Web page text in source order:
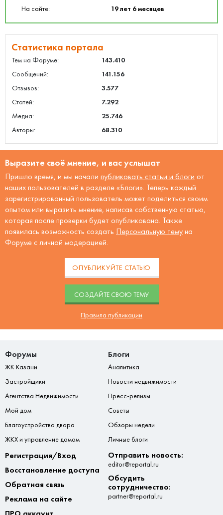
На сайте:
19 лет 6 месяцев
Статистика портала
Тем на Форуме:
143.410
Сообщений:
141.156
Отзывов:
3.577
Статей:
7.292
Медиа:
25.746
Авторы:
68.310
Выразите своё мнение, и вас услышат
Пришло время, и мы начали публиковать статьи и блоги от
наших пользователей в разделе «Блоги». Теперь каждый
зарегистрированный пользователь может поделиться своим
опытом или выразить мнение, написав собственную статью,
которая после проверки будет опубликована. Также
появилась возможность создать Персональную тему на
Форуме с личной модерацией.
ОПУБЛИКУЙТЕ СТАТЬЮ
CОЗДАЙТЕ СВОЮ ТЕМУ
Правила публикации
Форумы
ЖК Казани
Застройщики
Агентства Недвижимости
Мой дом
Благоустройство двора
ЖКХ и управление домом
Блоги
Аналитика
Новости недвижимости
Пресс-релизы
Советы
Обзоры недели
Личные блоги
Регистрация/Вход
Восстановление доступа
Обратная связь
Реклама на сайте
Отправить новость:
editor@reportal.ru
Обсудить
сотрудничество:
partner@reportal.ru